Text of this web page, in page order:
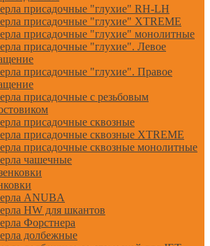
присадочные "глухие" RH-LH
присадочные "глухие" XTREME
присадочные "глухие" монолитные
присадочные "глухие". Левое
присадочные "глухие". Правое
присадочные с резьбовым
присадочные сквозные
присадочные сквозные XTREME
присадочные сквозные монолитные
чашечные
ANUBA
HW для шкантов
Форстнера
долбежные